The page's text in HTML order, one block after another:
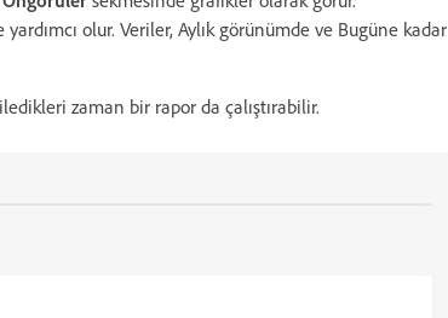
olur. Veriler, Aylık görünümde ve Bugüne kadar
zaman bir rapor da çalıştırabilir.